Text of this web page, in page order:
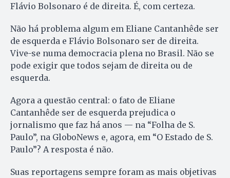
Flávio Bolsonaro é de direita. É, com certeza.
Não há problema algum em Eliane Cantanhêde ser
de esquerda e Flávio Bolsonaro ser de direita.
Vive-se numa democracia plena no Brasil. Não se
pode exigir que todos sejam de direita ou de
esquerda.
Agora a questão central: o fato de Eliane
Cantanhêde ser de esquerda prejudica o
jornalismo que faz há anos — na “Folha de S.
Paulo”, na GloboNews e, agora, em “O Estado de S.
Paulo”? A resposta é não.
Suas reportagens sempre foram as mais objetivas